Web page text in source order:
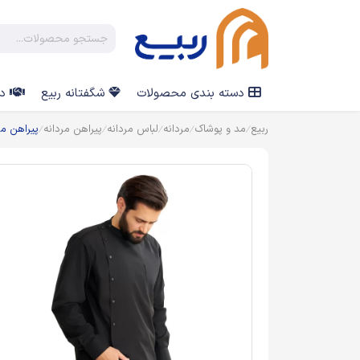
دسته بندی محصولات شگفتانه ربیع
ربیع مد و پوشاک مردانه لباس مردانه پیراهن مردانه پیراهن